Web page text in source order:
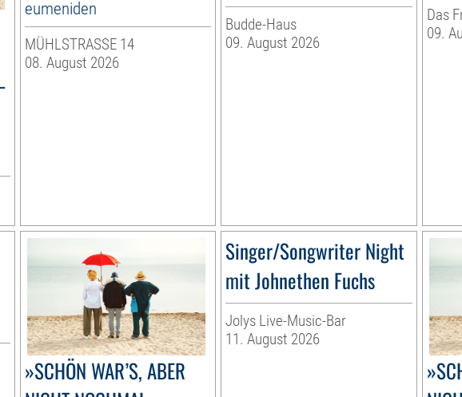
eumeniden
MÜHLSTRASSE 14
08. August 2026
Budde-Haus
09. August 2026
Das
09.
»SCHÖN WAR’S, ABER
Singer/Songwriter Night
mit Johnethen Fuchs
Jolys Live-Music-Bar
11. August 2026